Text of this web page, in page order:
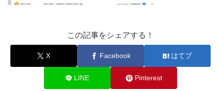
この記事をシェアする！
X Facebook はてブ
LINE Pinterest